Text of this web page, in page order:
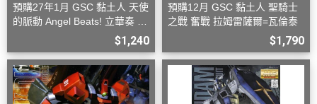
預購27年1月 GSC 黏土人 天使
的脈動 Angel Beats! 立華奏 再
$1,240
預購12月 GSC 黏土人 聖騎士
之戰 奮戰 拉姆雷薩爾=瓦倫泰
$1,790